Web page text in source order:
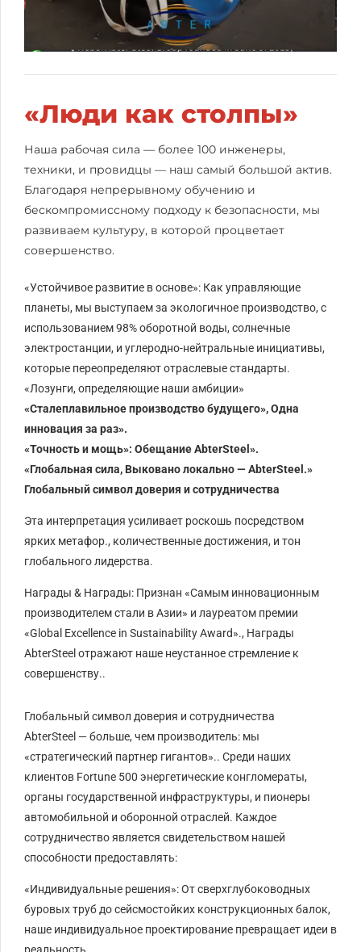
«Люди как столпы»
Наша рабочая сила — более 100 инженеры,
техники, и провидцы — наш самый большой актив.
Благодаря непрерывному обучению и
бескомпромиссному подходу к безопасности, мы
развиваем культуру, в которой процветает
совершенство.
«Устойчивое развитие в основе»: Как управляющие
планеты, мы выступаем за экологичное производство, с
использованием ‌98% оборотной воды‌, солнечные
электростанции, и углеродно-нейтральные инициативы,
которые переопределяют отраслевые стандарты.
«Лозунги, определяющие наши амбиции»
‌«Сталеплавильное производство будущего», Одна
инновация за раз».‌
‌«Точность и мощь»: Обещание AbterSteel».‌
‌«Глобальная сила, Выковано локально — AbterSteel.»‌
‌Глобальный символ доверия и сотрудничества‌
Эта интерпретация усиливает роскошь посредством
ярких метафор., количественные достижения, и тон
глобального лидерства.
‌Награды & Награды‌: Признан «Самым инновационным
производителем стали в Азии» и лауреатом премии
«Global Excellence in Sustainability Award»., Награды
AbterSteel отражают наше неустанное стремление к
совершенству..
‌Глобальный символ доверия и сотрудничества‌
AbterSteel — больше, чем производитель: мы
«стратегический партнер гигантов».. Среди наших
клиентов Fortune 500 энергетические конгломераты,
органы государственной инфраструктуры, и пионеры
автомобильной и оборонной отраслей. Каждое
сотрудничество является свидетельством нашей
способности предоставлять:
«Индивидуальные решения»: От сверхглубоководных
буровых труб до сейсмостойких конструкционных балок,
наше индивидуальное проектирование превращает идеи в